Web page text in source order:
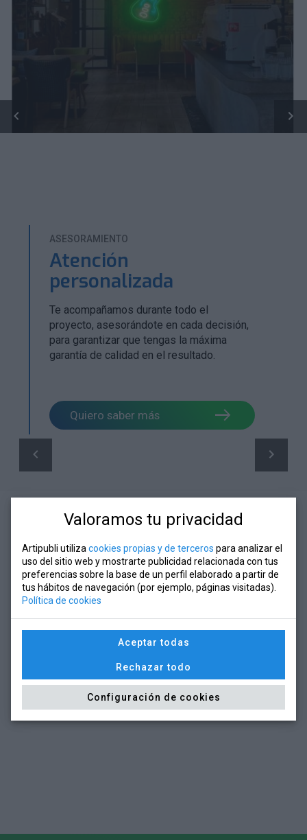
ASESORAMIENTO
Atención
personalizada
Te acompañamos durante todo el
proyecto, asesorándote en cada decisión,
para garantizar que tengas la máxima
garantía de calidad en el resultado.
Quiero saber más
TRABAJAMOS CON LAS MEJORES MARCAS
Comprometidos con
la calidad
resultados, gracias a que sólo trabajamos con los
mejores proveedores.
Valoramos tu privacidad
Artipubli utiliza cookies propias y de terceros para analizar el
uso del sitio web y mostrarte publicidad relacionada con tus
preferencias sobre la base de un perfil elaborado a partir de
tus hábitos de navegación (por ejemplo, páginas visitadas).
Política de cookies
Aceptar todas
Rechazar todo
Configuración de cookies